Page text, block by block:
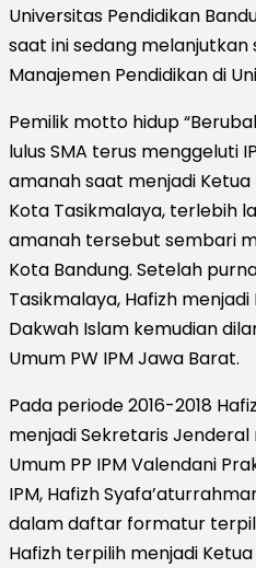
Universitas Pendidikan
saat ini sedang melanjutkan
Manajemen Pendidikan di
Pemilik motto hidup
lulus SMA terus menggeluti
amanah saat menjadi Ketua
Kota Tasikmalaya, terlebih
amanah tersebut sembari
Kota Bandung. Setelah
Tasikmalaya, Hafizh menjadi
Dakwah Islam kemudian
Umum PW IPM Jawa Barat.
Pada periode 2016-2018
menjadi Sekretaris
Umum PP IPM Valendani
IPM, Hafizh
dalam daftar formatur
Hafizh terpilih menjadi